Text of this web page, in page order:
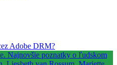
Adobe DRM?